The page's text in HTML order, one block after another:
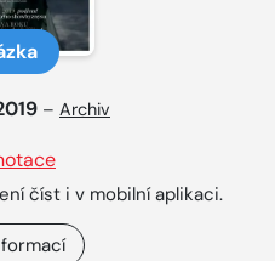
– Archiv
číst i v mobilní aplikaci.